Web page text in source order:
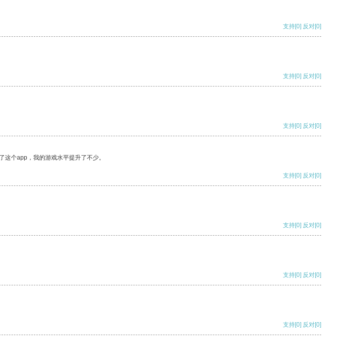
支持[0] 反对[0]
支持[0] 反对[0]
支持[0] 反对[0]
个app，我的游戏水平提升了不少。
支持[0] 反对[0]
支持[0] 反对[0]
支持[0] 反对[0]
支持[0] 反对[0]